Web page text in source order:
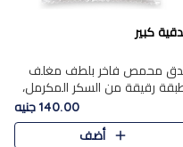
كبير
محمص فاخر بلطف مغلف
رقيقة من السكر المكرمل،
يجمع بين النكهة الغنية ناتي
الراقية المرضية في
حلوى شرقية أنيقه بطابع مميز.
140.00 جنيه
أضف